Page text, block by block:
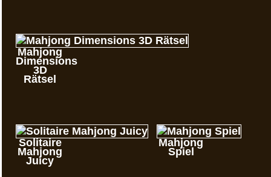
Mahjong
Dimensions
3D
Rätsel
Solitaire
Mahjong
Juicy
Mahjong
Spiel